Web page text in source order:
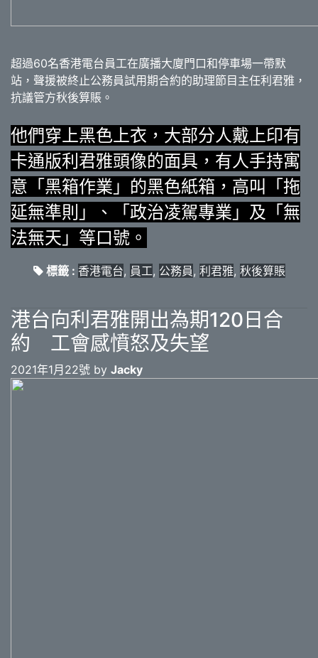
超過60名香港電台員工在廣播大廈門口和停車場一帶默
站，聲援被終止公務員試用期合約的助理節目主任利君雅，
抗議管方秋後算賬。
他們穿上黑色上衣，大部分人戴上印有
卡通版利君雅頭像的面具，有人手持寓
意「黑箱作業」的黑色紙箱，高叫「拖
延無準則」、「政治凌駕專業」及「無
法無天」等口號。
標籤 : 香港電台, 員工, 公務員, 利君雅, 秋後算賬
港台向利君雅開出為期120日合
約 工會感憤怒及失望
2021年1月22號 by Jacky